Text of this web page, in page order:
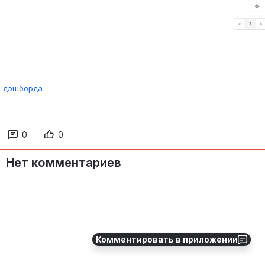
Комментировать в приложении
дэшборда
0 0
Нет комментариев